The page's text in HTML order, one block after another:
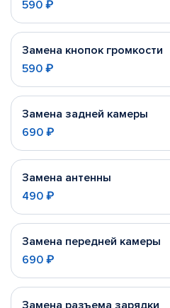
590 ₽
Замена кнопок громкости
590 ₽
Замена задней камеры
690 ₽
Замена антенны
490 ₽
Замена передней камеры
690 ₽
Замена разъема зарядки